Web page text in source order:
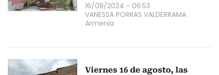
16/08/2024 - 06:53
VANESSA PORRAS VALDERRAMA
Armenia
Viernes 16 de agosto, las